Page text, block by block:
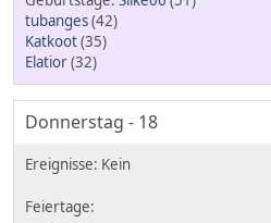
tubanges(42)
Katkoot(35)
Elatior(32)
Donnerstag - 18